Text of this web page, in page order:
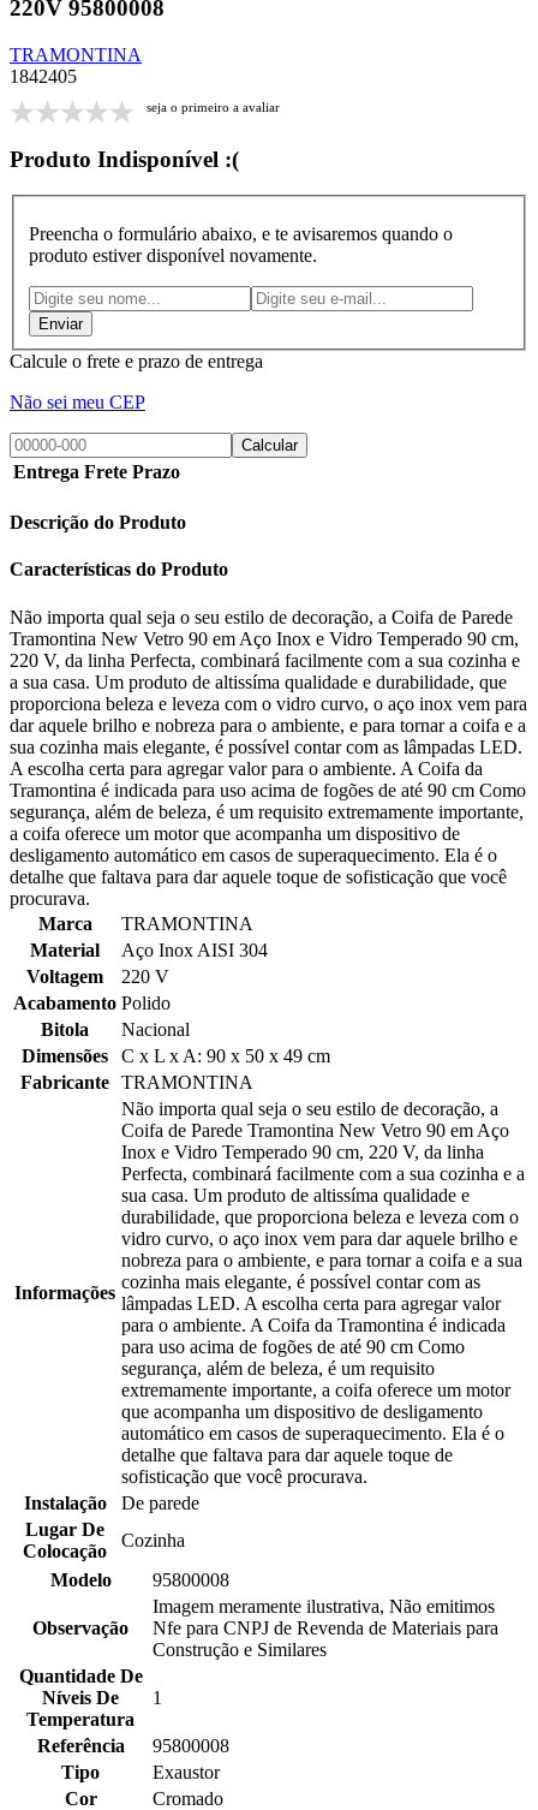
220V 95800008
TRAMONTINA
1842405
seja o primeiro a avaliar
Produto Indisponível :(
Preencha o formulário abaixo, e te avisaremos quando o
produto estiver disponível novamente.
Calcule o frete e prazo de entrega
Não sei meu CEP
Calcular
Entrega Frete Prazo
Descrição do Produto
Características do Produto
Não importa qual seja o seu estilo de decoração, a Coifa de Parede
Tramontina New Vetro 90 em Aço Inox e Vidro Temperado 90 cm,
220 V, da linha Perfecta, combinará facilmente com a sua cozinha e
a sua casa. Um produto de altissíma qualidade e durabilidade, que
proporciona beleza e leveza com o vidro curvo, o aço inox vem para
dar aquele brilho e nobreza para o ambiente, e para tornar a coifa e a
sua cozinha mais elegante, é possível contar com as lâmpadas LED.
A escolha certa para agregar valor para o ambiente. A Coifa da
Tramontina é indicada para uso acima de fogões de até 90 cm Como
segurança, além de beleza, é um requisito extremamente importante,
a coifa oferece um motor que acompanha um dispositivo de
desligamento automático em casos de superaquecimento. Ela é o
detalhe que faltava para dar aquele toque de sofisticação que você
procurava.
Marca
TRAMONTINA
Material
Aço Inox AISI 304
Voltagem
220 V
Acabamento Polido
Bitola
Nacional
Dimensões
C x L x A: 90 x 50 x 49 cm
Fabricante TRAMONTINA
Informações
Não importa qual seja o seu estilo de decoração, a
Coifa de Parede Tramontina New Vetro 90 em Aço
Inox e Vidro Temperado 90 cm, 220 V, da linha
Perfecta, combinará facilmente com a sua cozinha e a
sua casa. Um produto de altissíma qualidade e
durabilidade, que proporciona beleza e leveza com o
vidro curvo, o aço inox vem para dar aquele brilho e
nobreza para o ambiente, e para tornar a coifa e a sua
cozinha mais elegante, é possível contar com as
lâmpadas LED. A escolha certa para agregar valor
para o ambiente. A Coifa da Tramontina é indicada
para uso acima de fogões de até 90 cm Como
segurança, além de beleza, é um requisito
extremamente importante, a coifa oferece um motor
que acompanha um dispositivo de desligamento
automático em casos de superaquecimento. Ela é o
detalhe que faltava para dar aquele toque de
sofisticação que você procurava.
Instalação
De parede
Lugar De
Colocação
Cozinha
Modelo
95800008
Observação
Imagem meramente ilustrativa, Não emitimos
Nfe para CNPJ de Revenda de Materiais para
Construção e Similares
Quantidade De
Níveis De
Temperatura
1
Referência
95800008
Tipo
Exaustor
Cor
Cromado